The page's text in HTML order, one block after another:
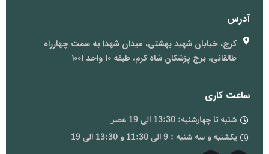
آدرس
کرج، خیابان شهید بهشتی، میدان شهدا به سمت چهارراه
طالقانی، برج پزشکان شاه کرم، طبقه ۱۰ واحد ۱۰۰۱
ساعت کاری
شنبه تا چهارشنبه: 13:30 الی 19 عصر
یکشنبه و سه شنبه : 9 الی 11:30 و 13:30 الی 19